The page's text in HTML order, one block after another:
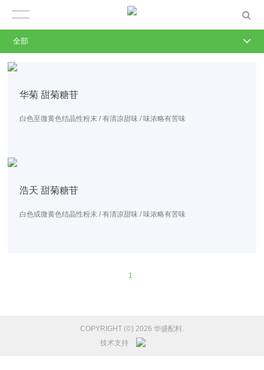
华菊 甜菊糖苷
白色至微黄色结晶性粉末 / 有清凉甜味 / 味浓略有苦味
浩天 甜菊糖苷
白色或微黄色结晶性粉末 / 有清凉甜味 / 味浓略有苦味
1
COPYRIGHT (©) 2026 华盛配料.
技术支持
全部